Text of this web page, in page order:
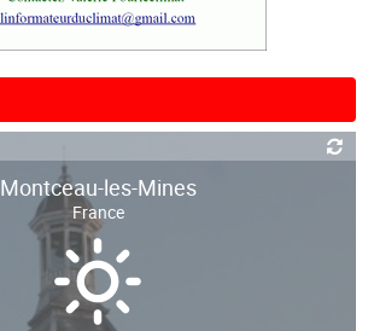
Montceau-les-Mines
France